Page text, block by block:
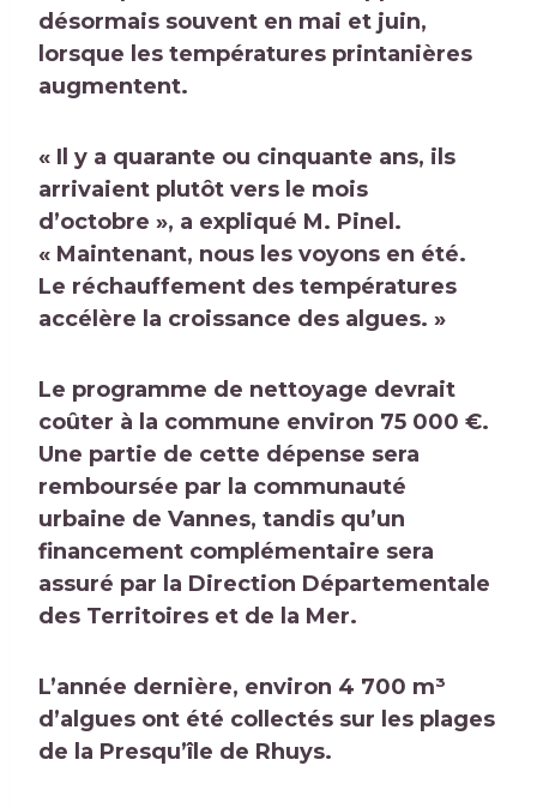
désormais souvent en mai et juin,
lorsque les températures printanières
augmentent.
« Il y a quarante ou cinquante ans, ils
arrivaient plutôt vers le mois
d’octobre », a expliqué M. Pinel.
« Maintenant, nous les voyons en été.
Le réchauffement des températures
accélère la croissance des algues. »
Le programme de nettoyage devrait
coûter à la commune environ 75 000 €.
Une partie de cette dépense sera
remboursée par la communauté
urbaine de Vannes, tandis qu’un
financement complémentaire sera
assuré par la Direction Départementale
des Territoires et de la Mer.
L’année dernière, environ 4 700 m³
d’algues ont été collectés sur les plages
de la Presqu’île de Rhuys.